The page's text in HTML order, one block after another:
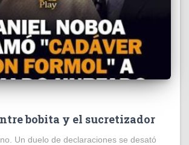
bobita y el sucretizador
Un duelo de declaraciones se desató